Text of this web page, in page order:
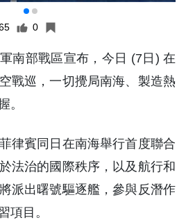
律賓同日在南海舉行首度聯合
法治的國際秩序，以及航行和
派出曙號驅逐艦，參與反潛作
項目。
不可分，堅決反對以航行和飛
主權和安全，中國軍隊將繼續
挑釁行動。 (何嘉敏 鄭裕華)